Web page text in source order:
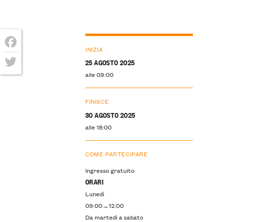
INIZIA
25 AGOSTO 2025
alle 09:00
FINISCE
30 AGOSTO 2025
alle 18:00
COME PARTECIPARE
Ingresso gratuito
ORARI
Lunedì
09:00→12:00
Da martedì a sabato
Facebook
Twitter